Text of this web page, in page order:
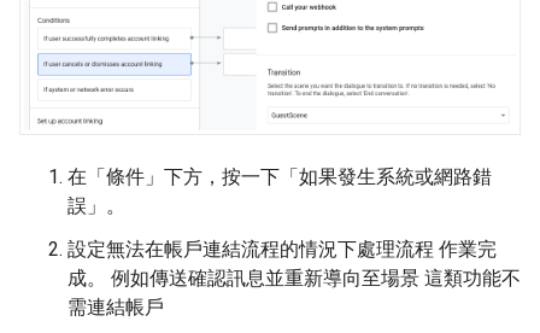
在「條件」 下方，按一下「如果發生系統或網路錯
誤」 。
設定無法在帳戶連結流程的情況下處理流程 作業完
成。 例如傳送確認訊息並重新導向至場景 這類功能不
需連結帳戶